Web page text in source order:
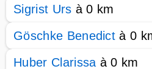
Sigrist Urs à 0 km
Göschke Benedict à 0
Huber Clarissa à 0 km